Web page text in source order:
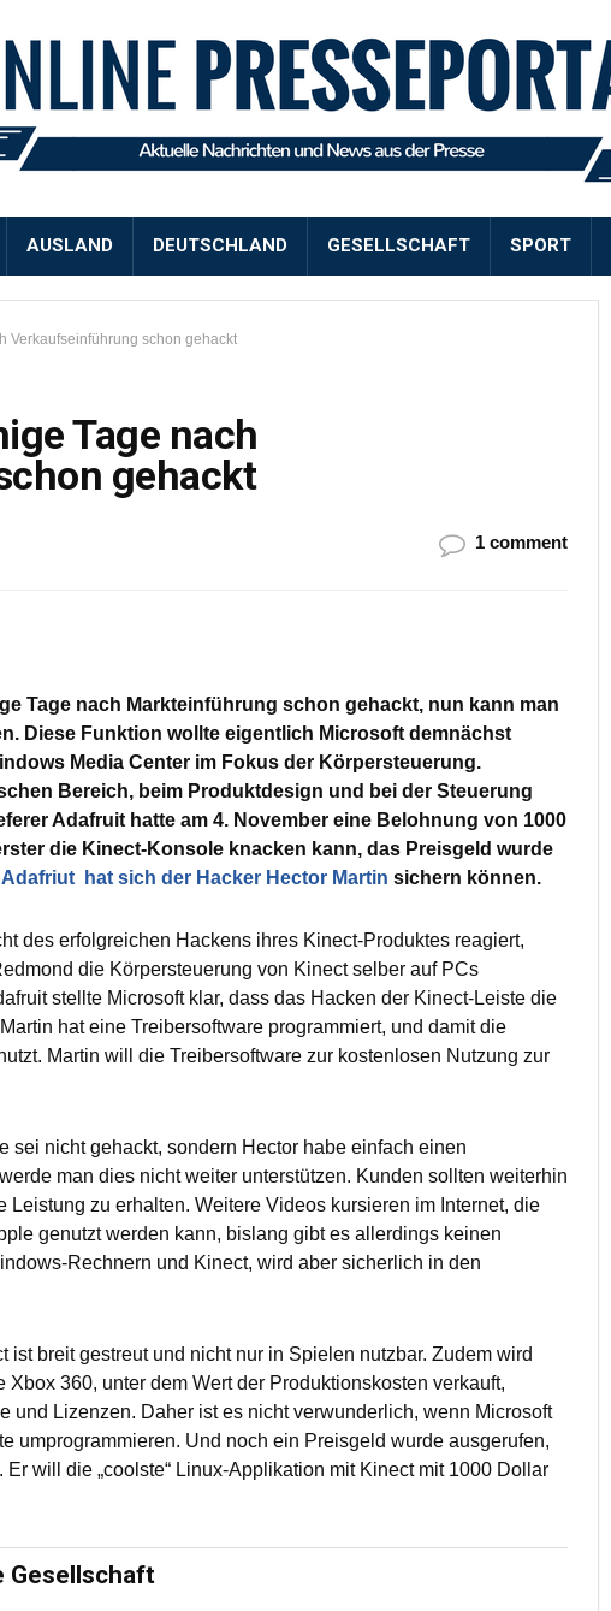
AUSLAND DEUTSCHLAND GESELLSCHAFT SPORT
Verkaufseinführung schon gehackt
Tage nach
gehackt
1 comment
Tage nach Markteinführung schon gehackt, nun kann man
Diese Funktion wollte eigentlich Microsoft demnächst
Media Center im Fokus der Körpersteuerung.
Bereich, beim Produktdesign und bei der Steuerung
Adafruit hatte am 4. November eine Belohnung von 1000
die Kinect-Konsole knacken kann, das Preisgeld wurde
hat sich der Hacker Hector Martin sichern können.
des erfolgreichen Hackens ihres Kinect-Produktes reagiert,
die Körpersteuerung von Kinect selber auf PCs
stellte Microsoft klar, dass das Hacken der Kinect-Leiste die
hat eine Treibersoftware programmiert, und damit die
Martin will die Treibersoftware zur kostenlosen Nutzung zur
sei nicht gehackt, sondern Hector habe einfach einen
man dies nicht weiter unterstützen. Kunden sollten weiterhin
Leistung zu erhalten. Weitere Videos kursieren im Internet, die
genutzt werden kann, bislang gibt es allerdings keinen
Rechnern und Kinect, wird aber sicherlich in den
breit gestreut und nicht nur in Spielen nutzbar. Zudem wird
360, unter dem Wert der Produktionskosten verkauft,
und Lizenzen. Daher ist es nicht verwunderlich, wenn Microsoft
umprogrammieren. Und noch ein Preisgeld wurde ausgerufen,
will die „coolste“ Linux-Applikation mit Kinect mit 1000 Dollar
Gesellschaft